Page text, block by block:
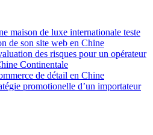
maison de luxe internationale teste
de son site web en Chine
des risques pour un opérateur
Continentale
de détail en Chine
promotionelle d’un importateur